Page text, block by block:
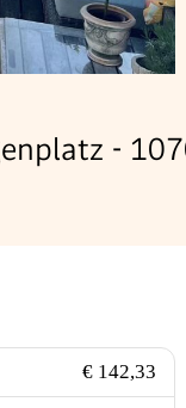
-
€ 142,33